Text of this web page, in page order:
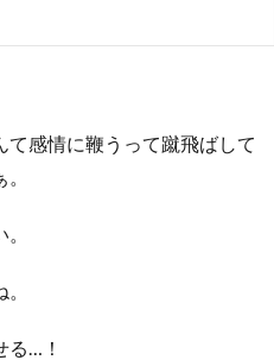
感情に鞭うって蹴飛ばして
る…！